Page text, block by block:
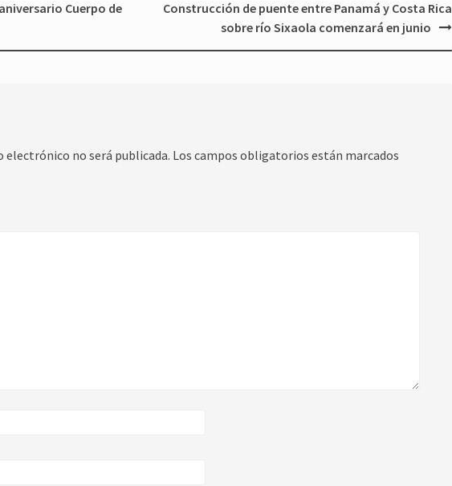
Cuerpo de
Construcción de puente entre Panamá y Costa Rica
sobre río Sixaola comenzará en junio
electrónico no será publicada. Los campos obligatorios están marcados